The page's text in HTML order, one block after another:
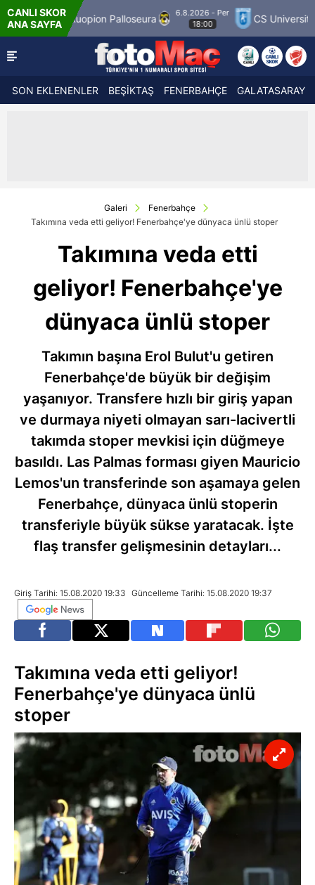
CANLI SKOR
ANA SAYFA
Palloseura
6.8.2026 - Per
18:00
CS Universitatea Craiova
SON EKLENENLER BEŞİKTAŞ FENERBAHÇE GALATASARAY
Galeri
Fenerbahçe
Takımına veda etti geliyor! Fenerbahçe'ye dünyaca ünlü stoper
Takımına veda etti
geliyor! Fenerbahçe'ye
dünyaca ünlü stoper
Takımın başına Erol Bulut'u getiren
Fenerbahçe'de büyük bir değişim
yaşanıyor. Transfere hızlı bir giriş yapan
ve durmaya niyeti olmayan sarı-lacivertli
takımda stoper mevkisi için düğmeye
basıldı. Las Palmas forması giyen Mauricio
Lemos'un transferinde son aşamaya gelen
Fenerbahçe, dünyaca ünlü stoperin
transferiyle büyük sükse yaratacak. İşte
flaş transfer gelişmesinin detayları...
Giriş Tarihi: 15.08.2020 19:33 Güncelleme Tarihi: 15.08.2020 19:37
Takımına veda etti geliyor!
Fenerbahçe'ye dünyaca ünlü
stoper